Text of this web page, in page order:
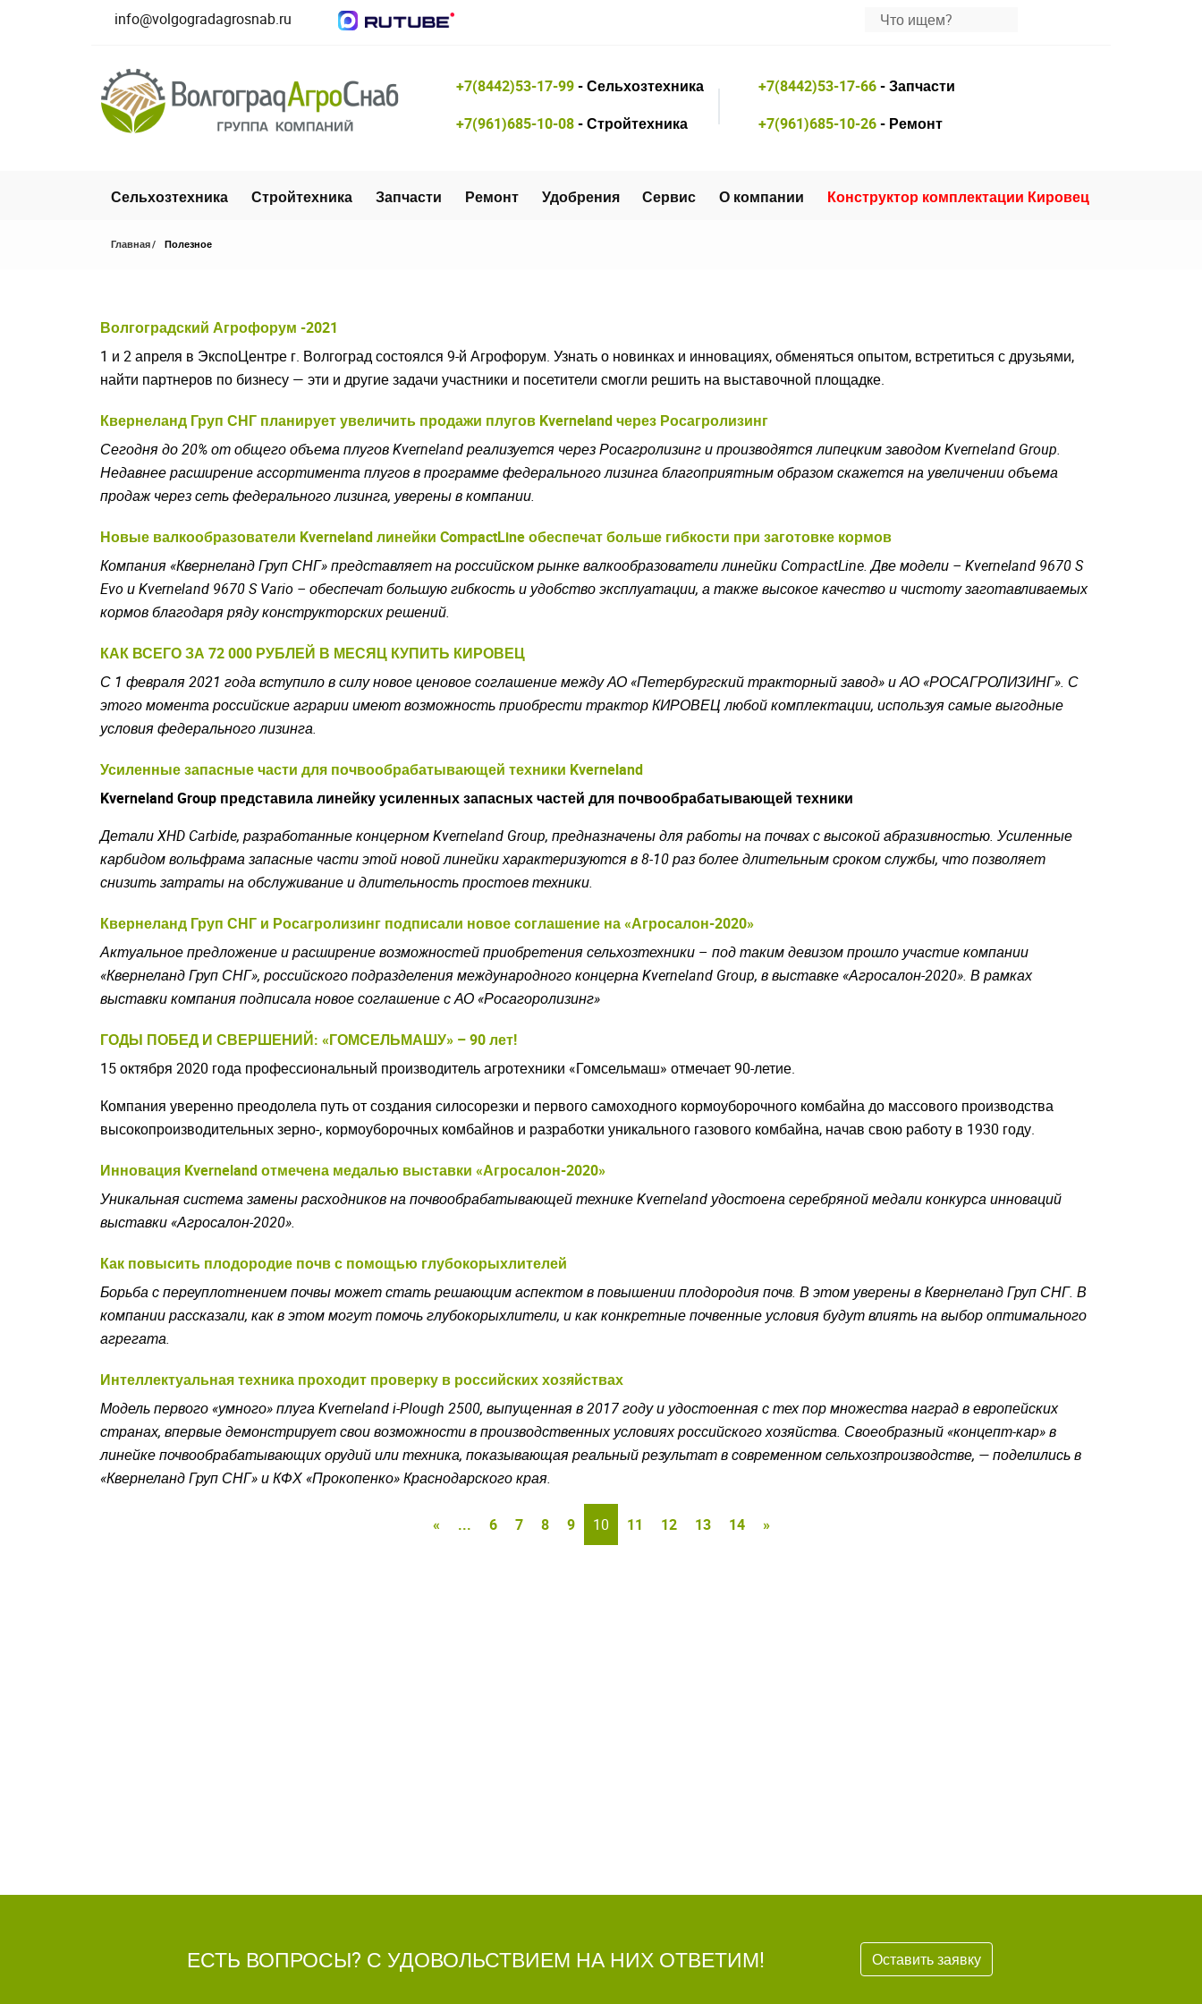
info@volgogradagrosnab.ru
+7(8442)53-17-99- Сельхозтехника
+7(961)685-10-08- Стройтехника
+7(8442)53-17-66- Запчасти
+7(961)685-10-26- Ремонт
Сельхозтехника Стройтехника Запчасти Ремонт Удобрения Сервис О компании Конструктор комплектации Кировец
Главная Полезное
Волгоградский Агрофорум -2021
1 и 2 апреля в ЭкспоЦентре г. Волгоград состоялся 9-й Агрофорум. Узнать о новинках и инновациях, обменяться опытом, встретиться с друзьями,
найти партнеров по бизнесу — эти и другие задачи участники и посетители смогли решить на выставочной площадке.
Квернеланд Груп СНГ планирует увеличить продажи плугов Kverneland через Росагролизинг
Сегодня до 20% от общего объема плугов Kverneland реализуется через Росагролизинг и производятся липецким заводом Kverneland Group.
Недавнее расширение ассортимента плугов в программе федерального лизинга благоприятным образом скажется на увеличении объема
продаж через сеть федерального лизинга, уверены в компании.
Новые валкообразователи Kverneland линейки CompactLine обеспечат больше гибкости при заготовке кормов
Компания «Квернеланд Груп СНГ» представляет на российском рынке валкообразователи линейки CompactLine. Две модели – Kverneland 9670 S
Evo иKverneland 9670 S Vario – обеспечат большую гибкость и удобство эксплуатации, а также высокое качество и чистоту заготавливаемых
кормов благодаря ряду конструкторских решений.
КАК ВСЕГО ЗА 72 000 РУБЛЕЙ В МЕСЯЦ КУПИТЬ КИРОВЕЦ
С 1 февраля 2021 года вступило в силу новое ценовое соглашение между АО «Петербургский тракторный завод» и АО «РОСАГРОЛИЗИНГ». С
этого момента российские аграрии имеют возможность приобрести трактор КИРОВЕЦ любой комплектации, используя самые выгодные
условия федерального лизинга.
Усиленные запасные части для почвообрабатывающей техники Kverneland
KvernelandGroup представила линейку усиленных запасных частей для почвообрабатывающей техники
Детали XHD Carbide, разработанные концерномKverneland Group, предназначены для работы на почвах с высокой абразивностью. Усиленные
карбидом вольфрама запасные части этой новой линейки характеризуются в 8-10 раз более длительным сроком службы, что позволяет
снизить затраты на обслуживание и длительность простоев техники.
Квернеланд Груп СНГ и Росагролизинг подписали новое соглашение на «Агросалон-2020»
Актуальное предложение и расширение возможностей приобретения сельхозтехники – под таким девизом прошло участие компании
«Квернеланд Груп СНГ», российского подразделения международного концернаKverneland Group, в выставке «Агросалон-2020». В рамках
выставки компания подписала новое соглашение с АО «Росагоролизинг»
ГОДЫ ПОБЕД И СВЕРШЕНИЙ: «ГОМСЕЛЬМАШУ» – 90 лет!
15 октября 2020 года профессиональный производитель агротехники «Гомсельмаш» отмечает 90-летие.
Компания уверенно преодолела путь от создания силосорезки и первого самоходного кормоуборочного комбайна до массового производства
высокопроизводительных зерно-, кормоуборочных комбайнов и разработки уникального газового комбайна, начав свою работу в 1930 году.
Инновация Kverneland отмечена медалью выставки «Агросалон-2020»
Уникальная система замены расходников на почвообрабатывающей техникеKverneland удостоена серебряной медали конкурса инноваций
выставки «Агросалон-2020».
Как повысить плодородие почв с помощью глубокорыхлителей
Борьба с переуплотнением почвы может стать решающим аспектом в повышении плодородия почв. В этом уверены в Квернеланд Груп СНГ. В
компании рассказали, как в этом могут помочь глубокорыхлители, и как конкретные почвенные условия будут влиять на выбор оптимального
агрегата.
Интеллектуальная техника проходит проверку в российских хозяйствах
Модель первого «умного» плуга Kvernelandi-Plough 2500, выпущенная в 2017 году и удостоенная с тех пор множества наград в европейских
странах, впервые демонстрирует свои возможности в производственных условиях российского хозяйства. Своеобразный «концепт-кар» в
линейке почвообрабатывающих орудий или техника, показывающая реальный результат в современном сельхозпроизводстве, — поделились в
«Квернеланд Груп СНГ» и КФХ «Прокопенко» Краснодарского края.
« ... 6 7 8 9 10 11 12 13 14 »
ЕСТЬ ВОПРОСЫ? С УДОВОЛЬСТВИЕМ НА НИХ ОТВЕТИМ! Оставить заявку
Закрыть окно